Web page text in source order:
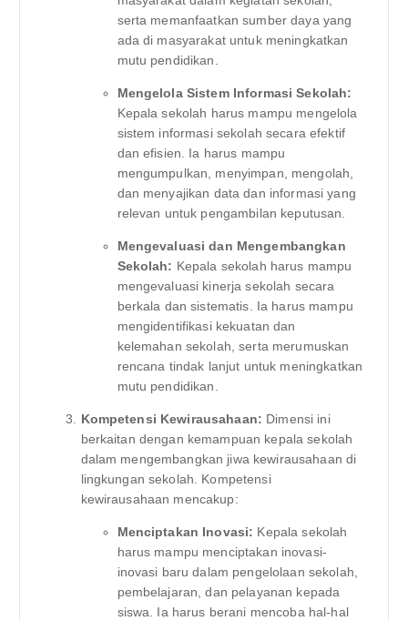
serta memanfaatkan sumber daya yang
ada di masyarakat untuk meningkatkan
mutu pendidikan.
Mengelola Sistem Informasi Sekolah:
Kepala sekolah harus mampu mengelola
sistem informasi sekolah secara efektif
dan efisien. Ia harus mampu
mengumpulkan, menyimpan, mengolah,
dan menyajikan data dan informasi yang
relevan untuk pengambilan keputusan.
Mengevaluasi dan Mengembangkan
Sekolah: Kepala sekolah harus mampu
mengevaluasi kinerja sekolah secara
berkala dan sistematis. Ia harus mampu
mengidentifikasi kekuatan dan
kelemahan sekolah, serta merumuskan
rencana tindak lanjut untuk meningkatkan
mutu pendidikan.
Kompetensi Kewirausahaan: Dimensi ini
berkaitan dengan kemampuan kepala sekolah
dalam mengembangkan jiwa kewirausahaan di
lingkungan sekolah. Kompetensi
kewirausahaan mencakup:
Menciptakan Inovasi: Kepala sekolah
harus mampu menciptakan inovasi-
inovasi baru dalam pengelolaan sekolah,
pembelajaran, dan pelayanan kepada
siswa. Ia harus berani mencoba hal-hal